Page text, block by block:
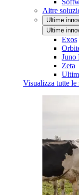
Altre
Ultime
Ultime
Exos
Juno
Zeta
Visualizza tutte le